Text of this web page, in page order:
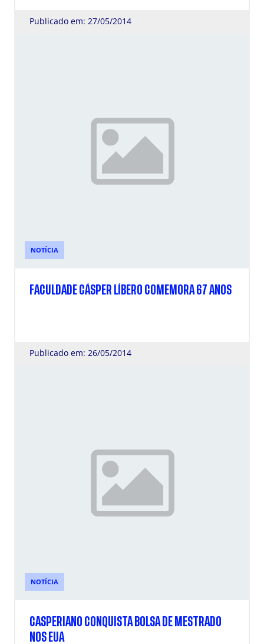
Publicado em: 27/05/2014
NOTÍCIA
FACULDADE CÁSPER LÍBERO COMEMORA 67 ANOS
Publicado em: 26/05/2014
NOTÍCIA
CASPERIANO CONQUISTA BOLSA DE MESTRADO
NOS EUA